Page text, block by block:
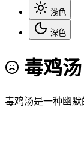
浅色
深色
毒鸡汤
毒鸡汤是一种幽